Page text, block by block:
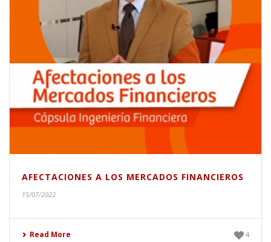
AFECTACIONES A LOS MERCADOS FINANCIEROS
15/07/2022
Read More 4